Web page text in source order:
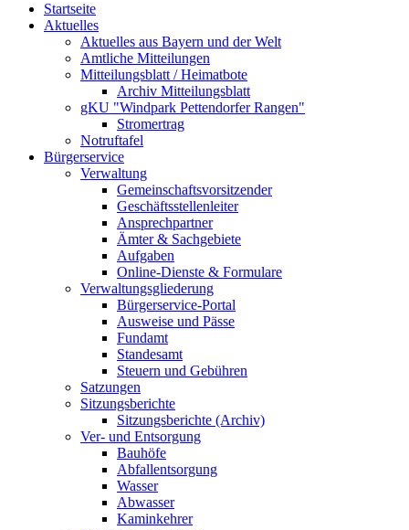
Startseite
Aktuelles
Aktuelles aus Bayern und der Welt
Amtliche Mitteilungen
Mitteilungsblatt / Heimatbote
Archiv Mitteilungsblatt
gKU "Windpark Pettendorfer Rangen"
Stromertrag
Notruftafel
Bürgerservice
Verwaltung
Gemeinschaftsvorsitzender
Geschäftsstellenleiter
Ansprechpartner
Ämter & Sachgebiete
Aufgaben
Online-Dienste & Formulare
Verwaltungsgliederung
Bürgerservice-Portal
Ausweise und Pässe
Fundamt
Standesamt
Steuern und Gebühren
Satzungen
Sitzungsberichte
Sitzungsberichte (Archiv)
Ver- und Entsorgung
Bauhöfe
Abfallentsorgung
Wasser
Abwasser
Kaminkehrer